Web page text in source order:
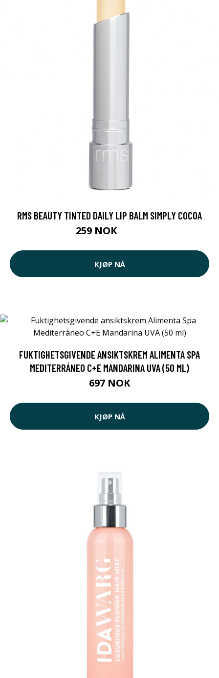
RMS BEAUTY TINTED DAILY LIP BALM SIMPLY COCOA
259 NOK
KJØP NÅ
FUKTIGHETSGIVENDE ANSIKTSKREM ALIMENTA SPA
MEDITERRÁNEO C+E MANDARINA UVA (50 ML)
697 NOK
KJØP NÅ